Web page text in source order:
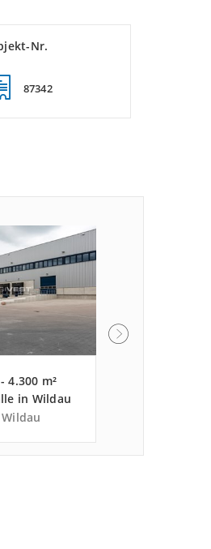
Nr.
87342
4.300 m²
in Wildau
A 10 -
Wildau